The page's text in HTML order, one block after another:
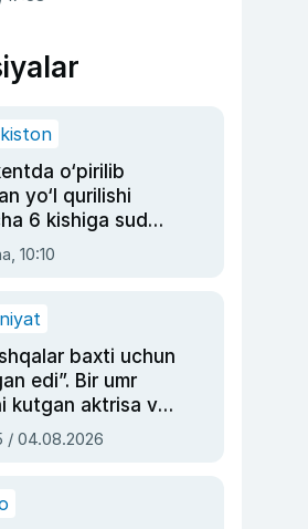
o‘pirilib
yo‘l qurilishi
6 kishiga sud
10:10
baxti uchun
edi”. Bir umr
kutgan aktrisa va
ustasi Rimma
/ 04.08.2026